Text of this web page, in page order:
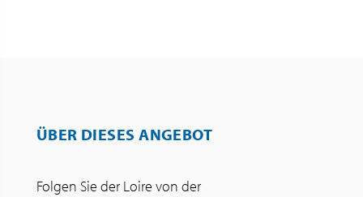
ÜBER DIESES ANGEBOT
Folgen Sie der Loire von der